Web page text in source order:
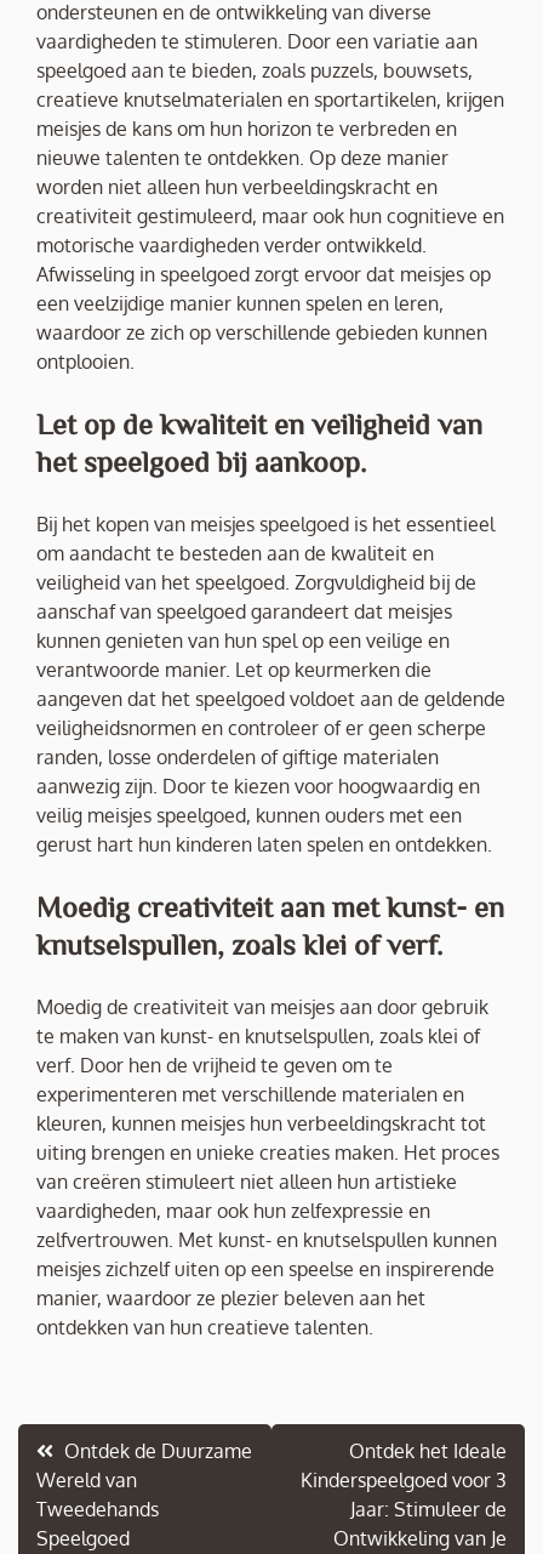
ondersteunen en de ontwikkeling van diverse
vaardigheden te stimuleren. Door een variatie aan
speelgoed aan te bieden, zoals puzzels, bouwsets,
creatieve knutselmaterialen en sportartikelen, krijgen
meisjes de kans om hun horizon te verbreden en
nieuwe talenten te ontdekken. Op deze manier
worden niet alleen hun verbeeldingskracht en
creativiteit gestimuleerd, maar ook hun cognitieve en
motorische vaardigheden verder ontwikkeld.
Afwisseling in speelgoed zorgt ervoor dat meisjes op
een veelzijdige manier kunnen spelen en leren,
waardoor ze zich op verschillende gebieden kunnen
ontplooien.
Let op de kwaliteit en veiligheid van
het speelgoed bij aankoop.
Bij het kopen van meisjes speelgoed is het essentieel
om aandacht te besteden aan de kwaliteit en
veiligheid van het speelgoed. Zorgvuldigheid bij de
aanschaf van speelgoed garandeert dat meisjes
kunnen genieten van hun spel op een veilige en
verantwoorde manier. Let op keurmerken die
aangeven dat het speelgoed voldoet aan de geldende
veiligheidsnormen en controleer of er geen scherpe
randen, losse onderdelen of giftige materialen
aanwezig zijn. Door te kiezen voor hoogwaardig en
veilig meisjes speelgoed, kunnen ouders met een
gerust hart hun kinderen laten spelen en ontdekken.
Moedig creativiteit aan met kunst- en
knutselspullen, zoals klei of verf.
Moedig de creativiteit van meisjes aan door gebruik
te maken van kunst- en knutselspullen, zoals klei of
verf. Door hen de vrijheid te geven om te
experimenteren met verschillende materialen en
kleuren, kunnen meisjes hun verbeeldingskracht tot
uiting brengen en unieke creaties maken. Het proces
van creëren stimuleert niet alleen hun artistieke
vaardigheden, maar ook hun zelfexpressie en
zelfvertrouwen. Met kunst- en knutselspullen kunnen
meisjes zichzelf uiten op een speelse en inspirerende
manier, waardoor ze plezier beleven aan het
ontdekken van hun creatieve talenten.
Berichtnavigatie
Ontdek de Duurzame
Wereld van
Tweedehands
Speelgoed
Ontdek het Ideale
Kinderspeelgoed voor 3
Jaar: Stimuleer de
Ontwikkeling van Je